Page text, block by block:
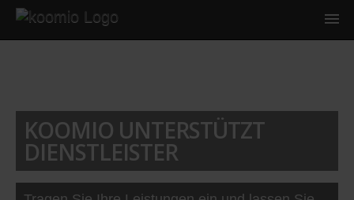
KOOMIO UNTERSTÜTZT
DIENSTLEISTER